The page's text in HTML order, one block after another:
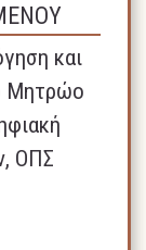
και
Μητρώο
ΟΠΣ